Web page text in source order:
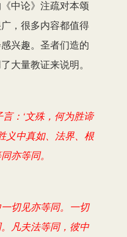
中论》注疏对本颂
，很多内容都值得
兴趣。圣者们造的
大量教证来说明。
：‘文殊，何为胜谛
义中真如、法界、根
亦等同。
切见亦等同。一切
凡夫法等同，彼中